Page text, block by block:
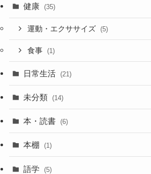
健康 (35)
運動・エクササイズ (5)
食事 (1)
日常生活 (21)
未分類 (14)
本・読書 (6)
本棚 (1)
語学 (5)